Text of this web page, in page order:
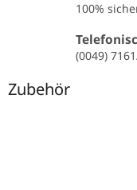
100%
(0049)
Zubehör